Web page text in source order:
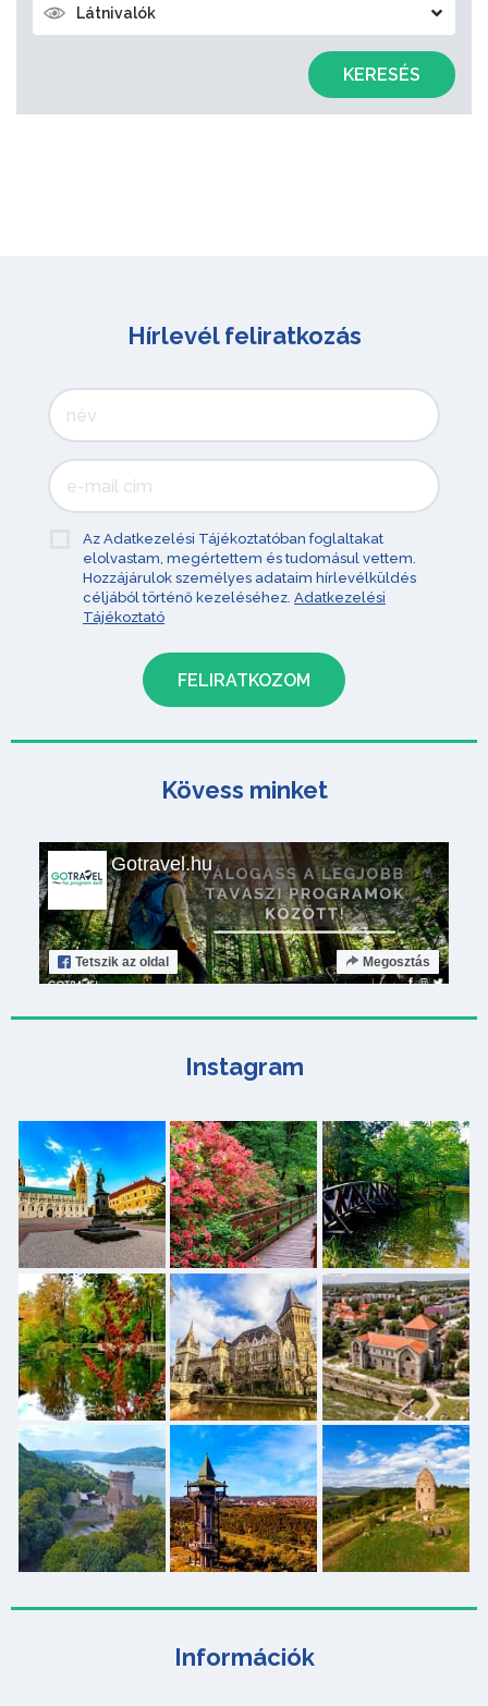
Látnivalók
KERESÉS
Információk
Hírlevél feliratkozás
Az Adatkezelési Tájékoztatóban foglaltakat
elolvastam, megértettem és tudomásul vettem.
Hozzájárulok személyes adataim hírlevélküldés
céljából történő kezeléséhez. Adatkezelési
Tájékoztató
Kövess minket
Gotravel.hu
Tetszik az oldal Megosztás
Instagram